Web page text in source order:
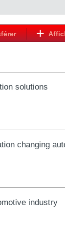
solutions
changing
industry